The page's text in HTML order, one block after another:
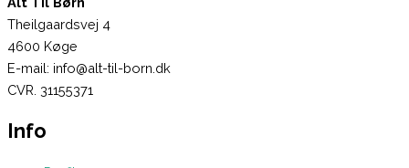
Theilgaardsvej 4
4600 Køge
E-mail: info@alt-til-born.dk
CVR. 31155371
Info